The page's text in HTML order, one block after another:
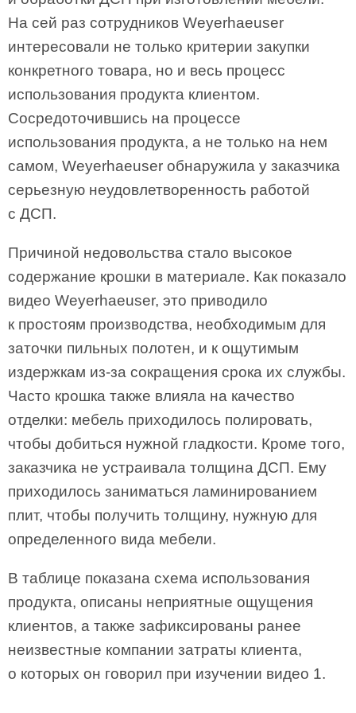
На сей раз сотрудников Weyerhaeuser
интересовали не только критерии закупки
конкретного товара, но и весь процесс
использования продукта клиентом.
Сосредоточившись на процессе
использования продукта, а не только на нем
самом, Weyerhaeuser обнаружила у заказчика
серьезную неудовлетворенность работой
с ДСП.
Причиной недовольства стало высокое
содержание крошки в материале. Как показало
видео Weyerhaeuser, это приводило
к простоям производства, необходимым для
заточки пильных полотен, и к ощутимым
издержкам из-за сокращения срока их службы.
Часто крошка также влияла на качество
отделки: мебель приходилось полировать,
чтобы добиться нужной гладкости. Кроме того,
заказчика не устраивала толщина ДСП. Ему
приходилось заниматься ламинированием
плит, чтобы получить толщину, нужную для
определенного вида мебели.
В таблице показана схема использования
продукта, описаны неприятные ощущения
клиентов, а также зафиксированы ранее
неизвестные компании затраты клиента,
о которых он говорил при изучении видео 1.